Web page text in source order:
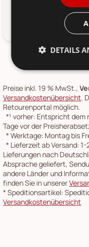
Fleur Weihnachtsstern
Antique, Dänemark.
Preise inkl. 19 % MwSt.,
Versandkostenübersicht.
Retourenportal möglich.
*¹ vorher: Entspricht dem
Tage vor der
*Werktage: Montag bis
* Lieferzeit ab Versand:
Lieferungen nach
Absprache geliefert,
andere Länder und
finden Sie in unserer
*Speditionsartikel:
Versandkostenübersicht
DETAILS